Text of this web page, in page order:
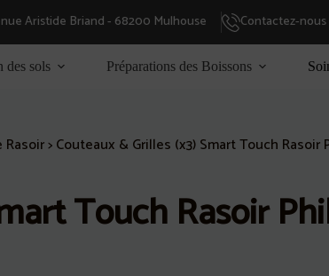
Aristide Briand - 68200 Mulhouse Contactez-nous
des sols Préparations des Boissons
>Couteaux & Grilles (x3) Smart Touch
Touch Rasoir